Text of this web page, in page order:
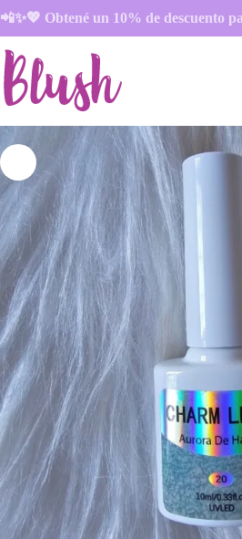
to
content
📲✨💖 Obtené un 10% de descuento